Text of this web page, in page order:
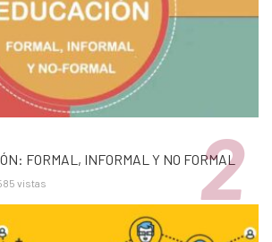
FORMAL, INFORMAL Y NO FORMAL
vistas